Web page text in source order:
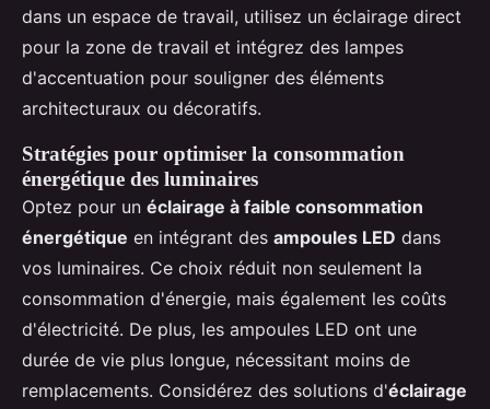
dans un espace de travail, utilisez un éclairage direct
pour la zone de travail et intégrez des lampes
d'accentuation pour souligner des éléments
architecturaux ou décoratifs.
Stratégies pour optimiser la consommation
énergétique des luminaires
Optez pour un éclairage à faible consommation
énergétique en intégrant des ampoules LED dans
vos luminaires. Ce choix réduit non seulement la
consommation d'énergie, mais également les coûts
d'électricité. De plus, les ampoules LED ont une
durée de vie plus longue, nécessitant moins de
remplacements. Considérez des solutions d'éclairage